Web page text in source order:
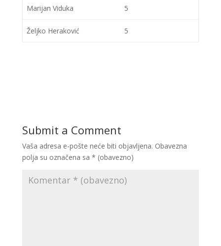
Marijan Viduka 5
Željko Heraković 5
Submit a Comment
Vaša adresa e-pošte neće biti objavljena. Obavezna
polja su označena sa * (obavezno)